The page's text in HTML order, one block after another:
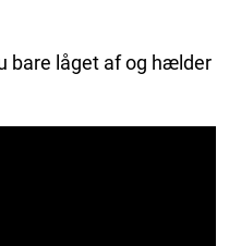
bare låget af og hælder